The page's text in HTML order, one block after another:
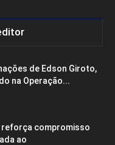
de Edson Giroto,
na Operação...
compromisso
ao